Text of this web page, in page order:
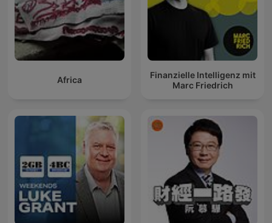
Africa
Finanzielle Intelligenz mit
Marc Friedrich